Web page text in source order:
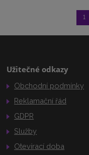
1
Užitečné odkazy
Obchodní podmínky
Reklamační řád
GDPR
Služby
Otevírací doba